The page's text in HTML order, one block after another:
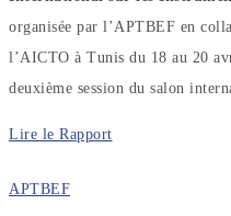
organisée par l’APTBEF en
l’AICTO à Tunis du 18 au 20
deuxième session du salon
Lire le Rapport
APTBEF